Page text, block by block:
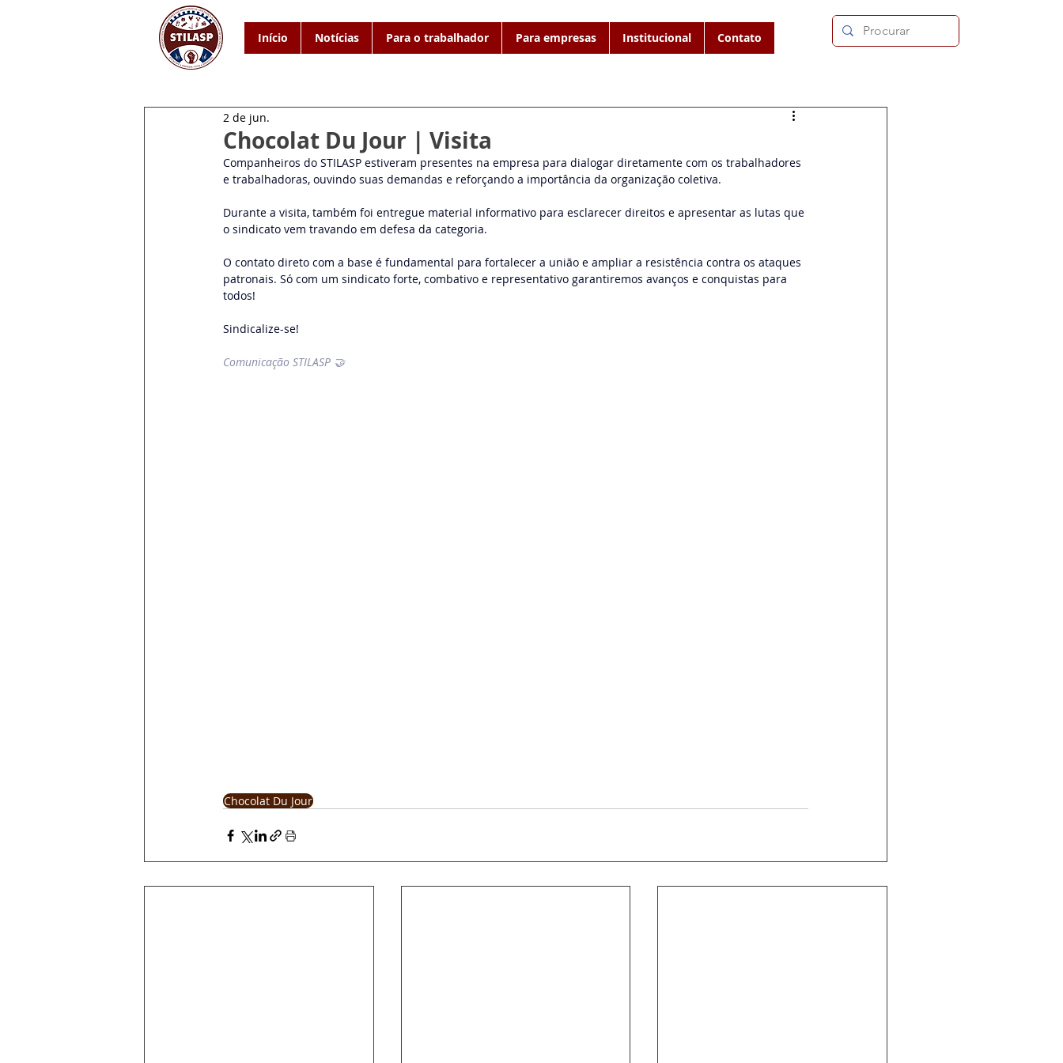
Início Notícias Para o trabalhador Para empresas Institucional Contato
Chocolat Du Jour | Visita
2 de jun.
Companheiros do STILASP estiveram presentes na empresa para dialogar diretamente com os trabalhadores
e trabalhadoras, ouvindo suas demandas e reforçando a importância da organização coletiva.
Durante a visita, também foi entregue material informativo para esclarecer direitos e apresentar as lutas que
o sindicato vem travando em defesa da categoria.
O contato direto com a base é fundamental para fortalecer a união e ampliar a resistência contra os ataques
patronais. Só com um sindicato forte, combativo e representativo garantiremos avanços e conquistas para
todos!
Sindicalize-se!
Comunicação STILASP 🤝
Chocolat Du Jour